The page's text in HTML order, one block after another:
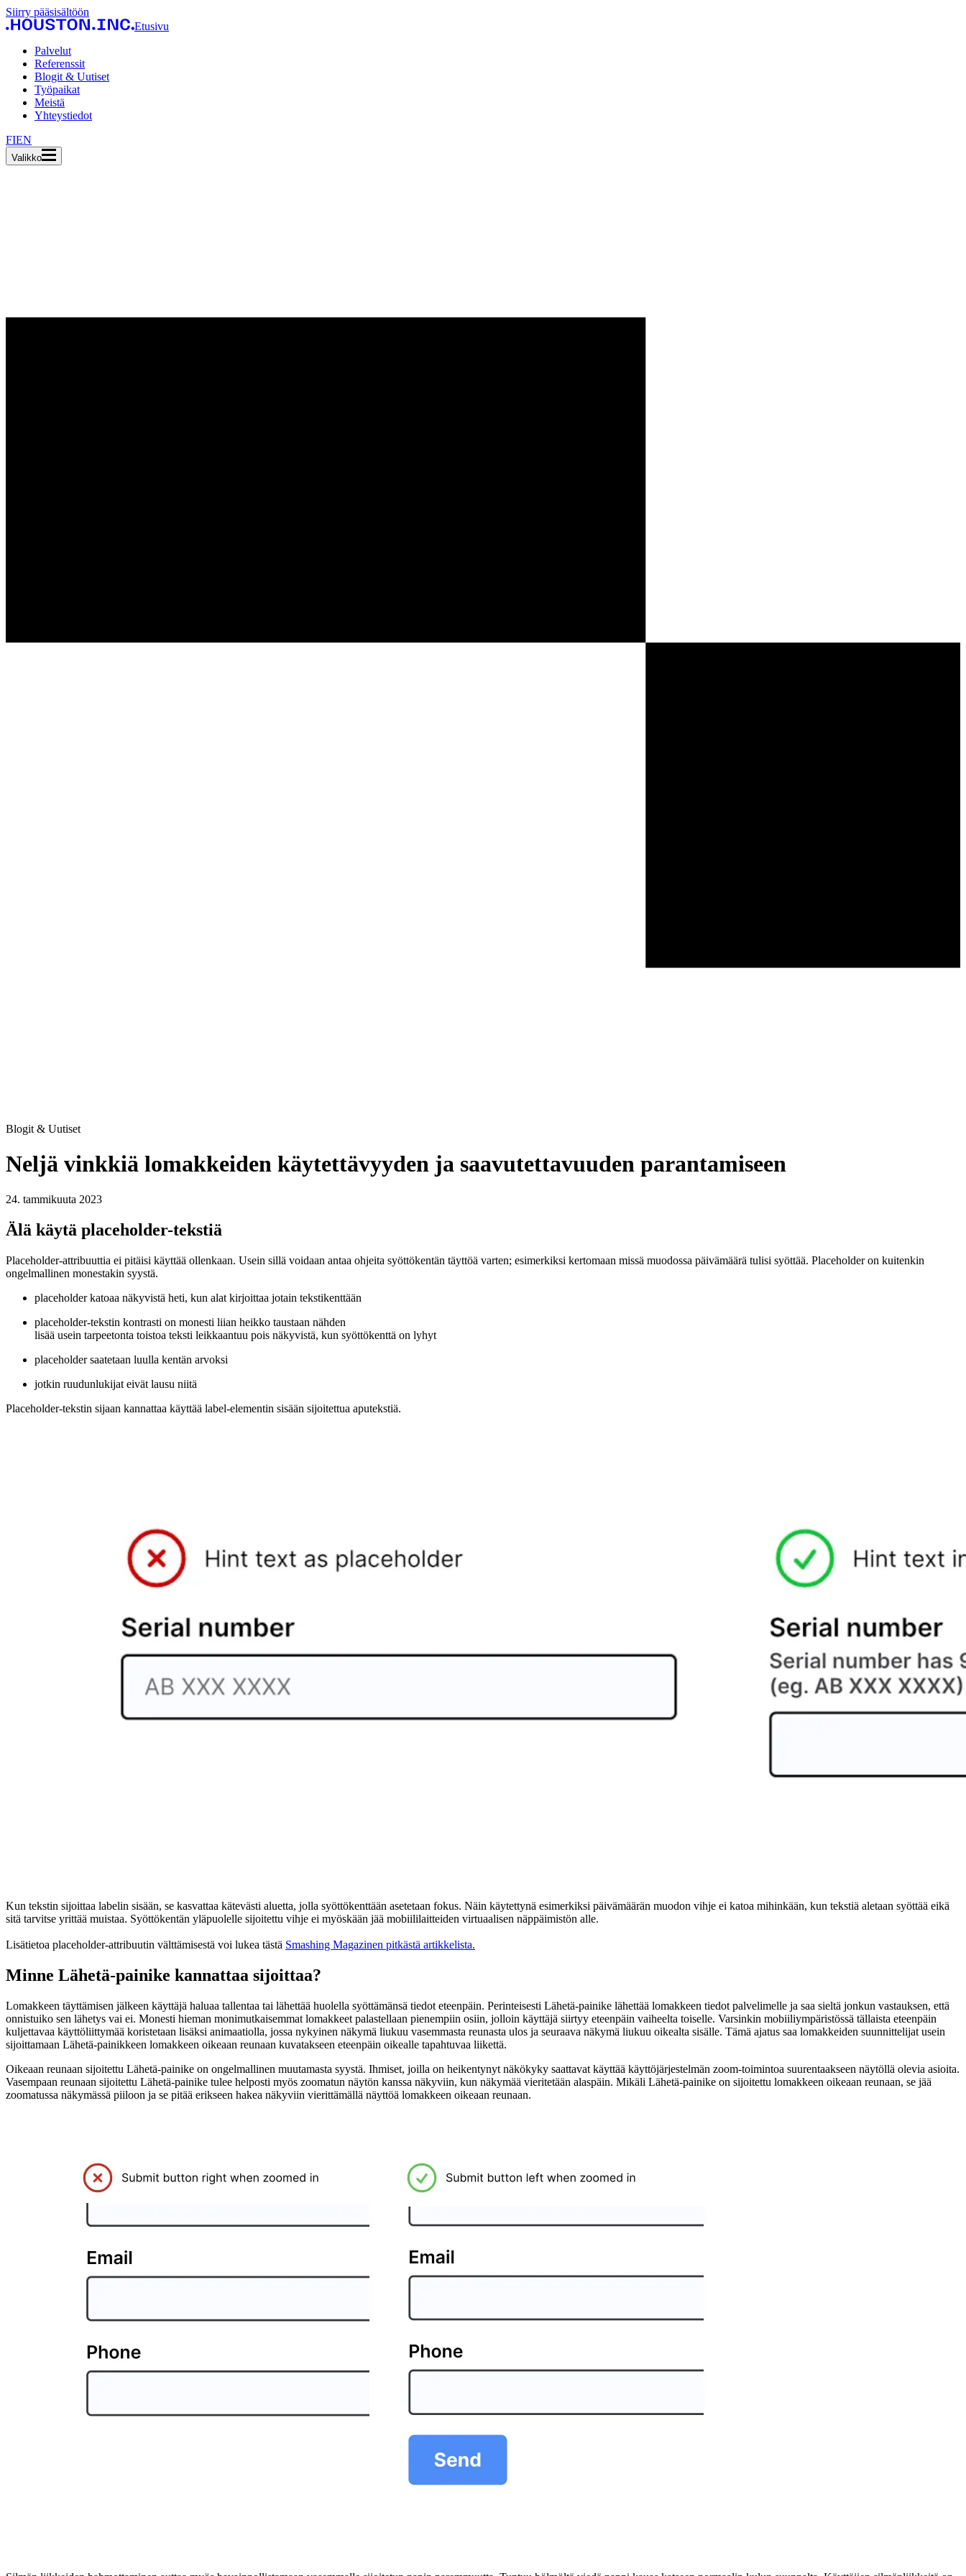
Siirry pääsisältöön
Etusivu
Palvelut
Referenssit
Blogit & Uutiset
Työpaikat
Meistä
Yhteystiedot
FIEN
Valikko
Blogit & Uutiset
Neljä vinkkiä lomakkeiden käytettävyyden ja saavutettavuuden parantamiseen
24. tammikuuta 2023
Älä käytä placeholder-tekstiä
Placeholder-attribuuttia ei pitäisi käyttää ollenkaan. Usein sillä voidaan antaa ohjeita syöttökentän täyttöä varten; esimerkiksi kertomaan missä muodossa päivämäärä tulisi syöttää. Placeholder on kuitenkin
ongelmallinen monestakin syystä.
placeholder katoaa näkyvistä heti, kun alat kirjoittaa jotain tekstikenttään
placeholder-tekstin kontrasti on monesti liian heikko taustaan nähden
lisää usein tarpeetonta toistoa teksti leikkaantuu pois näkyvistä, kun syöttökenttä on lyhyt
placeholder saatetaan luulla kentän arvoksi
jotkin ruudunlukijat eivät lausu niitä
Placeholder-tekstin sijaan kannattaa käyttää label-elementin sisään sijoitettua aputekstiä.
Kun tekstin sijoittaa labelin sisään, se kasvattaa kätevästi aluetta, jolla syöttökenttään asetetaan fokus. Näin käytettynä esimerkiksi päivämäärän muodon vihje ei katoa mihinkään, kun tekstiä aletaan syöttää eikä
sitä tarvitse yrittää muistaa. Syöttökentän yläpuolelle sijoitettu vihje ei myöskään jää mobiililaitteiden virtuaalisen näppäimistön alle.
Lisätietoa placeholder-attribuutin välttämisestä voi lukea tästä Smashing Magazinen pitkästä artikkelista.
Minne Lähetä-painike kannattaa sijoittaa?
Lomakkeen täyttämisen jälkeen käyttäjä haluaa tallentaa tai lähettää huolella syöttämänsä tiedot eteenpäin. Perinteisesti Lähetä-painike lähettää lomakkeen tiedot palvelimelle ja saa sieltä jonkun vastauksen, että
onnistuiko sen lähetys vai ei. Monesti hieman monimutkaisemmat lomakkeet palastellaan pienempiin osiin, jolloin käyttäjä siirtyy eteenpäin vaiheelta toiselle. Varsinkin mobiiliympäristössä tällaista eteenpäin
kuljettavaa käyttöliittymää koristetaan lisäksi animaatiolla, jossa nykyinen näkymä liukuu vasemmasta reunasta ulos ja seuraava näkymä liukuu oikealta sisälle. Tämä ajatus saa lomakkeiden suunnittelijat usein
sijoittamaan Lähetä-painikkeen lomakkeen oikeaan reunaan kuvatakseen eteenpäin oikealle tapahtuvaa liikettä.
Oikeaan reunaan sijoitettu Lähetä-painike on ongelmallinen muutamasta syystä. Ihmiset, joilla on heikentynyt näkökyky saattavat käyttää käyttöjärjestelmän zoom-toimintoa suurentaakseen näytöllä olevia asioita.
Vasempaan reunaan sijoitettu Lähetä-painike tulee helposti myös zoomatun näytön kanssa näkyviin, kun näkymää vieritetään alaspäin. Mikäli Lähetä-painike on sijoitettu lomakkeen oikeaan reunaan, se jää
zoomatussa näkymässä piiloon ja se pitää erikseen hakea näkyviin vierittämällä näyttöä lomakkeen oikeaan reunaan.